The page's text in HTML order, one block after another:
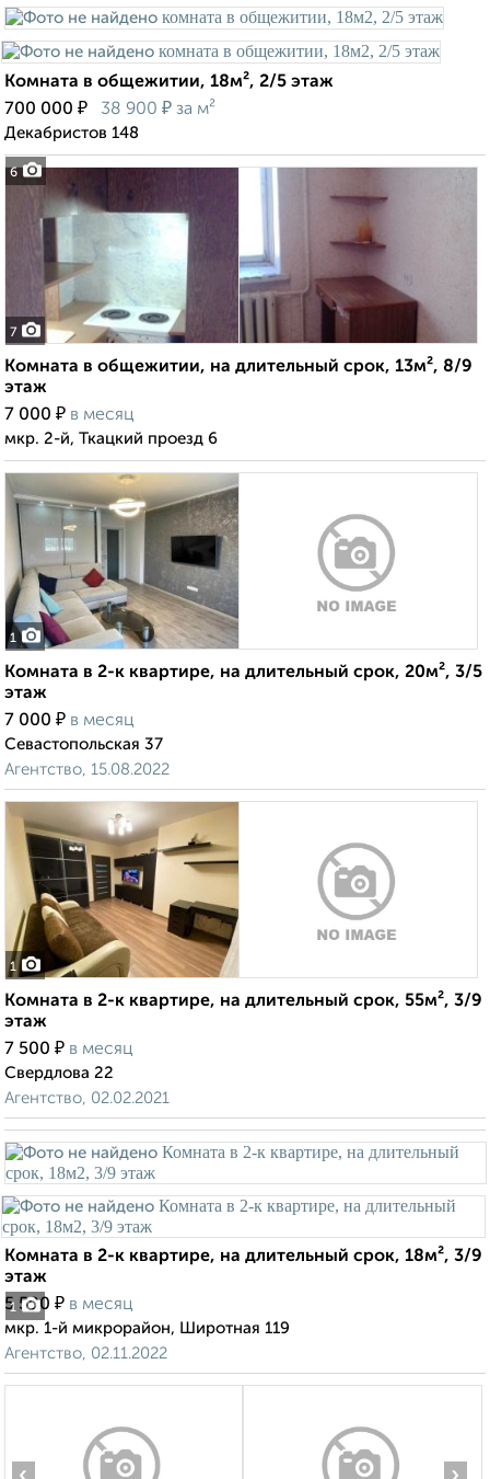
6
Комната в общежитии, 18м², 2/5 этаж
700 000 ₽ 38 900 ₽ за м²
Декабристов 148
7
Комната в общежитии, на длительный срок, 13м², 8/9
этаж
7 000 ₽ в месяц
мкр. 2-й, Ткацкий проезд 6
1
Комната в 2-к квартире, на длительный срок, 20м², 3/5
этаж
7 000 ₽ в месяц
Севастопольская 37
Агентство, 15.08.2022
1
Комната в 2-к квартире, на длительный срок, 55м², 3/9
этаж
7 500 ₽ в месяц
Свердлова 22
Агентство, 02.02.2021
1
Комната в 2-к квартире, на длительный срок, 18м², 3/9
этаж
5 500 ₽ в месяц
мкр. 1-й микрорайон, Широтная 119
Агентство, 02.11.2022